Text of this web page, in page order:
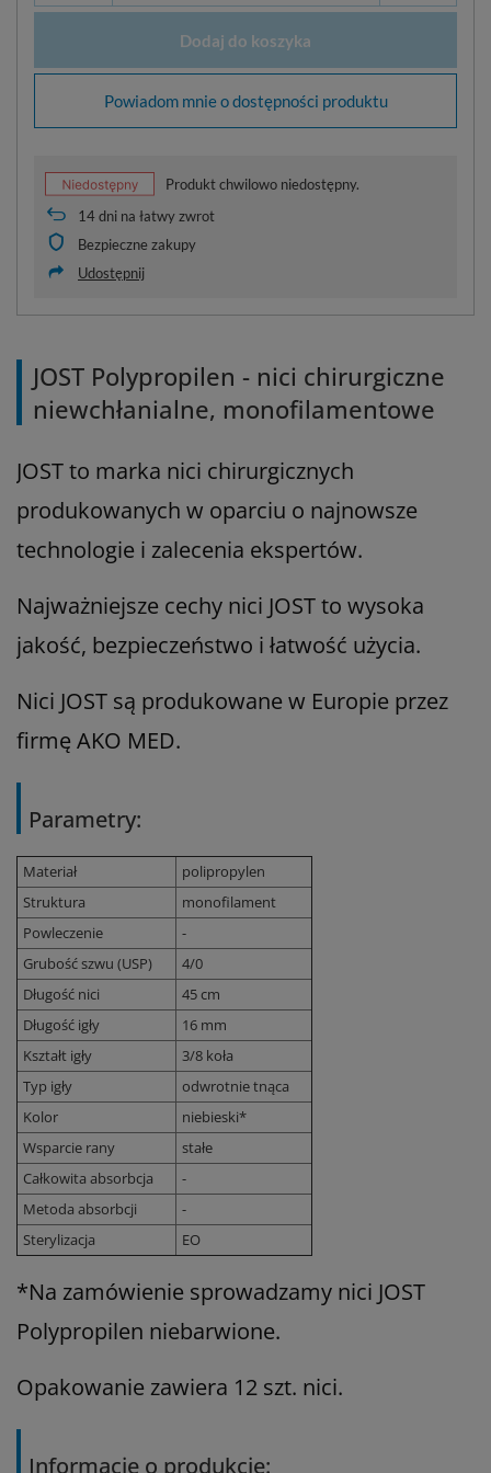
Dodaj do koszyka
Powiadom mnie o dostępności produktu
Produkt chwilowo niedostępny.
14dni na łatwy zwrot
Bezpieczne zakupy
Udostępnij
JOST Polypropilen - nici chirurgiczne
niewchłanialne, monofilamentowe
JOST to marka nici chirurgicznych
produkowanych w oparciu o najnowsze
technologie i zalecenia ekspertów.
Najważniejsze cechy nici JOST to wysoka
jakość, bezpieczeństwo i łatwość użycia.
Nici JOST są produkowane w Europie przez
firmę AKO MED.
Parametry:
Materiał
polipropylen
Struktura
monofilament
Powleczenie
-
Grubość szwu (USP)
4/0
Długość nici
45 cm
Długość igły
16 mm
Kształt igły
3/8 koła
Typ igły
odwrotnie tnąca
Kolor
niebieski*
Wsparcie rany
stałe
Całkowita absorbcja
-
Metoda absorbcji
-
Sterylizacja
EO
*Na zamówienie sprowadzamy nici JOST
Polypropilen niebarwione.
Opakowanie zawiera 12 szt. nici.
Informacje o produkcie: